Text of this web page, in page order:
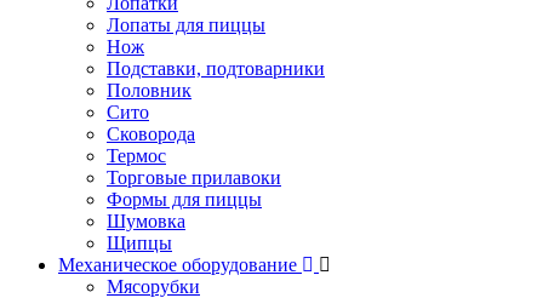
Лопаты для пиццы
Нож
Подставки, подтоварники
Половник
Сито
Сковорода
Термос
Торговые прилавоки
Формы для пиццы
Шумовка
Щипцы
Механическое оборудование
Мясорубки